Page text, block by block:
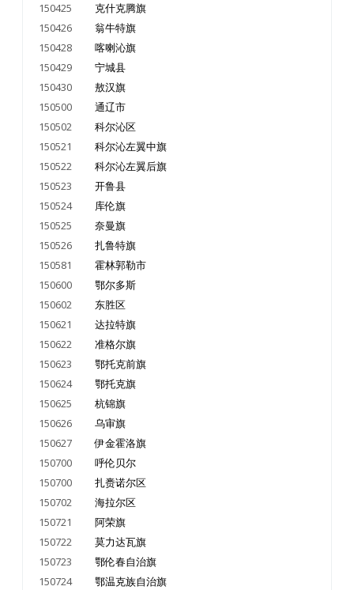
150425 克什克腾旗
150426 翁牛特旗
150428 喀喇沁旗
150429 宁城县
150430 敖汉旗
150500 通辽市
150502 科尔沁区
150521 科尔沁左翼中旗
150522 科尔沁左翼后旗
150523 开鲁县
150524 库伦旗
150525 奈曼旗
150526 扎鲁特旗
150581 霍林郭勒市
150600 鄂尔多斯
150602 东胜区
150621 达拉特旗
150622 准格尔旗
150623 鄂托克前旗
150624 鄂托克旗
150625 杭锦旗
150626 乌审旗
150627伊金霍洛旗
150700 呼伦贝尔
150700 扎赉诺尔区
150702 海拉尔区
150721 阿荣旗
150722 莫力达瓦旗
150723 鄂伦春自治旗
150724 鄂温克族自治旗